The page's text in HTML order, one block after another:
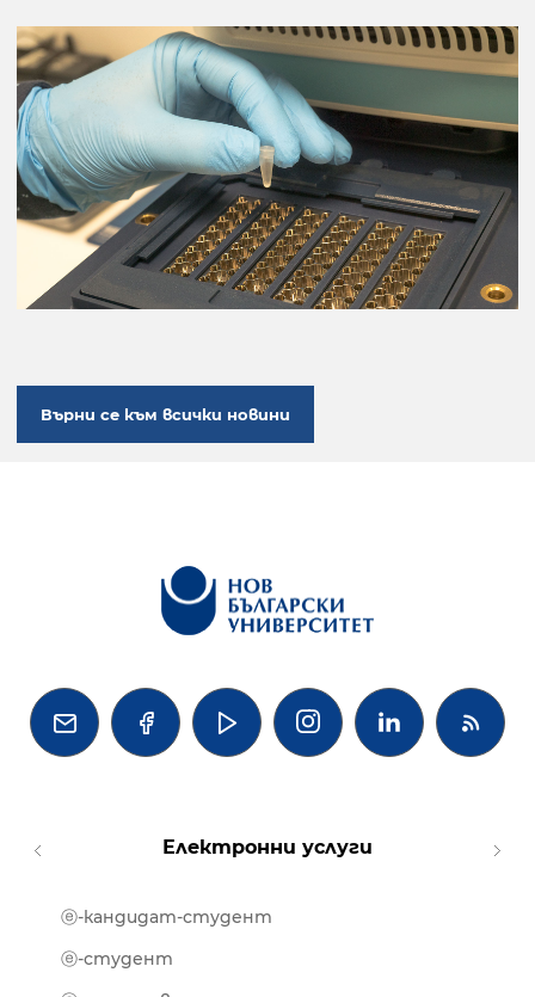
Върни се към всички новини
   
Електронни услуги
ⓔ-кандидат-студент
ⓔ-студент